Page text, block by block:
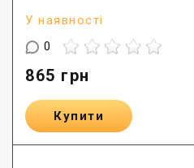
У наявності
0
865 грн
Купити